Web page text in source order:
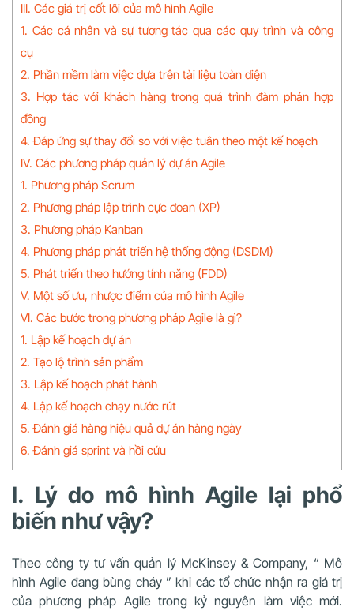
III. Các giá trị cốt lõi của mô hình Agile
1. Các cá nhân và sự tương tác qua các quy trình và công
cụ
2. Phần mềm làm việc dựa trên tài liệu toàn diện
3. Hợp tác với khách hàng trong quá trình đàm phán hợp
đồng
4. Đáp ứng sự thay đổi so với việc tuân theo một kế hoạch
IV. Các phương pháp quản lý dự án Agile
1. Phương pháp Scrum
2. Phương pháp lập trình cực đoan (XP)
3. Phương pháp Kanban
4. Phương pháp phát triển hệ thống động (DSDM)
5. Phát triển theo hướng tính năng (FDD)
V. Một số ưu, nhược điểm của mô hình Agile
VI. Các bước trong phương pháp Agile là gì?
1. Lập kế hoạch dự án
2. Tạo lộ trình sản phẩm
3. Lập kế hoạch phát hành
4. Lập kế hoạch chạy nước rút
5. Đánh giá hàng hiệu quả dự án hàng ngày
6. Đánh giá sprint và hồi cứu
I. Lý do mô hình Agile lại phổ
biến như vậy?
Theo công ty tư vấn quản lý McKinsey & Company, “ Mô
hình Agile đang bùng cháy ” khi các tổ chức nhận ra giá trị
của phương pháp Agile trong kỷ nguyên làm việc mới.